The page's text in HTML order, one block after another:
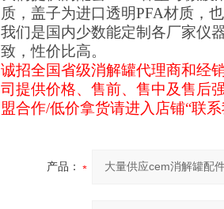
质，盖子为进口透明PFA材质，
我们是国内少数能定制各厂家仪
致，性价比高。
诚招全国省级消解罐代理商和经
司提供价格、售前、售中及售后
盟合作/低价拿货请进入店铺“联
产品：